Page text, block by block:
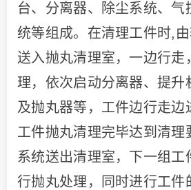
台、分离器、除尘系统、气
统等组成。在清理工件时,
送入抛丸清理室，一边行走
理，依次启动分离器、提升
及抛丸器等，工件边行走边
工件抛丸清理完毕达到清理
系统送出清理室，下一组工
行抛丸处理，同时进行工件